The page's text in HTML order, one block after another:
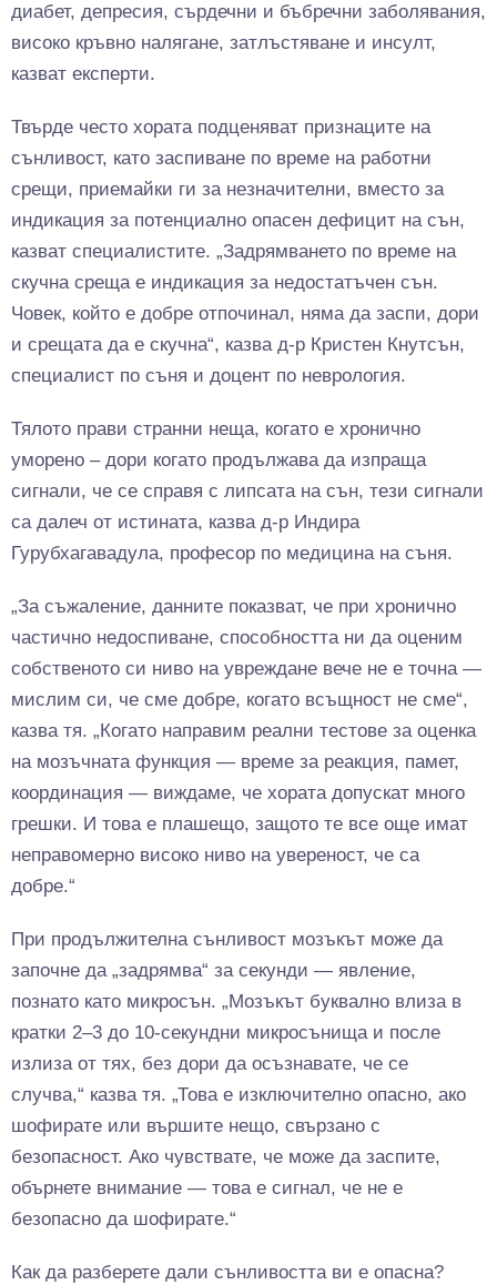
диабет, депресия, сърдечни и бъбречни заболявания,
високо кръвно налягане, затлъстяване и инсулт,
казват експерти.
Твърде често хората подценяват признаците на
сънливост, като заспиване по време на работни
срещи, приемайки ги за незначителни, вместо за
индикация за потенциално опасен дефицит на сън,
казват специалистите. „Задрямването по време на
скучна среща е индикация за недостатъчен сън.
Човек, който е добре отпочинал, няма да заспи, дори
и срещата да е скучна“, казва д-р Кристен Кнутсън,
специалист по съня и доцент по неврология.
Тялото прави странни неща, когато е хронично
уморено – дори когато продължава да изпраща
сигнали, че се справя с липсата на сън, тези сигнали
са далеч от истината, казва д-р Индира
Гурубхагавадула, професор по медицина на съня.
„За съжаление, данните показват, че при хронично
частично недоспиване, способността ни да оценим
собственото си ниво на увреждане вече не е точна —
мислим си, че сме добре, когато всъщност не сме“,
казва тя. „Когато направим реални тестове за оценка
на мозъчната функция — време за реакция, памет,
координация — виждаме, че хората допускат много
грешки. И това е плашещо, защото те все още имат
неправомерно високо ниво на увереност, че са
добре.“
При продължителна сънливост мозъкът може да
започне да „задрямва“ за секунди — явление,
познато като микросън. „Мозъкът буквално влиза в
кратки 2–3 до 10-секундни микросънища и после
излиза от тях, без дори да осъзнавате, че се
случва,“ казва тя. „Това е изключително опасно, ако
шофирате или вършите нещо, свързано с
безопасност. Ако чувствате, че може да заспите,
обърнете внимание — това е сигнал, че не е
безопасно да шофирате.“
Как да разберете дали сънливостта ви е опасна?